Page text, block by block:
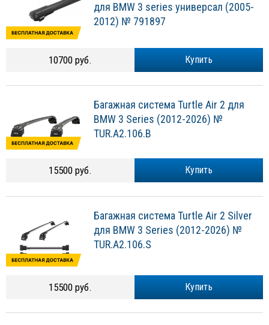
для BMW 3 series универсал (2005-
2012) № 791897
Купить
10700 руб.
Багажная система Turtle Air 2 для
BMW 3 Series (2012-2026) №
TUR.A2.106.B
Купить
15500 руб.
Багажная система Turtle Air 2 Silver
для BMW 3 Series (2012-2026) №
TUR.A2.106.S
Купить
15500 руб.